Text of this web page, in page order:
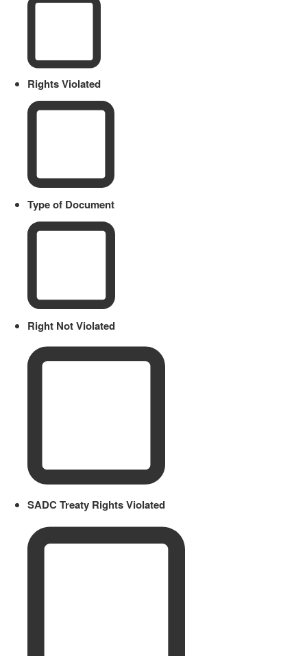
Rights Violated
Type of Document
Right Not Violated
SADC Treaty Rights Violated